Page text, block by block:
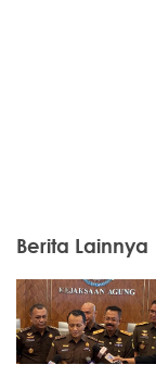
Berita Lainnya